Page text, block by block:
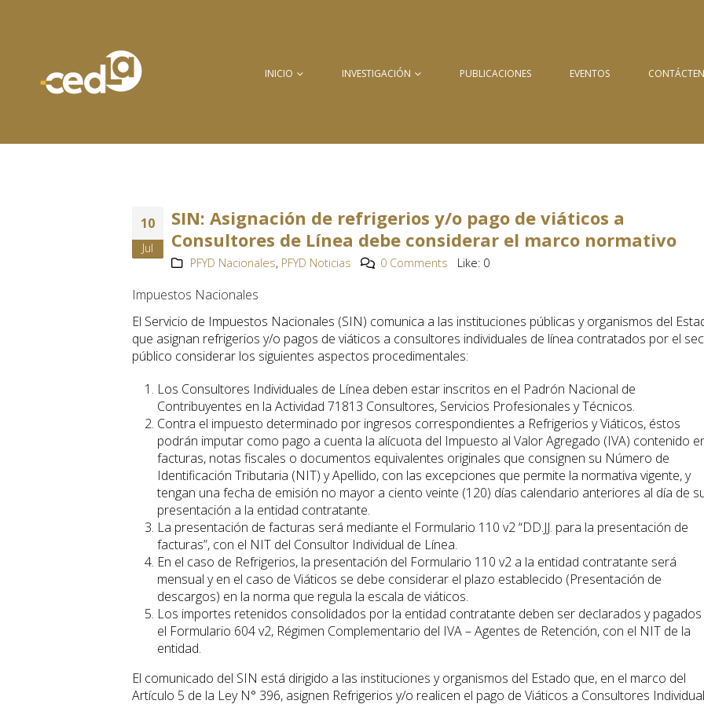
INICIO INVESTIGACIÓN PUBLICACIONES EVENTOS
10
Jul
SIN: Asignación de refrigerios y/o pago de viáticos a
Consultores de Línea debe considerar el marco normativo
PFYD Nacionales, PFYD Noticias 0 Comments Like: 0
Impuestos Nacionales
El Servicio de Impuestos Nacionales (SIN) comunica a las instituciones públicas y organismos del
que asignan refrigerios y/o pagos de viáticos a consultores individuales de línea contratados por el
público considerar los siguientes aspectos procedimentales:
Los Consultores Individuales de Línea deben estar inscritos en el Padrón Nacional de
Contribuyentes en la Actividad 71813 Consultores, Servicios Profesionales y Técnicos.
Contra el impuesto determinado por ingresos correspondientes a Refrigerios y Viáticos, éstos
podrán imputar como pago a cuenta la alícuota del Impuesto al Valor Agregado (IVA) contenido
facturas, notas fiscales o documentos equivalentes originales que consignen su Número de
Identificación Tributaria (NIT) y Apellido, con las excepciones que permite la normativa vigente, y
tengan una fecha de emisión no mayor a ciento veinte (120) días calendario anteriores al día de
presentación a la entidad contratante.
La presentación de facturas será mediante el Formulario 110 v2 “DD.JJ. para la presentación de
facturas”, con el NIT del Consultor Individual de Línea.
En el caso de Refrigerios, la presentación del Formulario 110 v2 a la entidad contratante será
mensual y en el caso de Viáticos se debe considerar el plazo establecido (Presentación de
descargos) en la norma que regula la escala de viáticos.
Los importes retenidos consolidados por la entidad contratante deben ser declarados y
el Formulario 604 v2, Régimen Complementario del IVA – Agentes de Retención, con el NIT de la
entidad.
El comunicado del SIN está dirigido a las instituciones y organismos del Estado que, en el marco del
Artículo 5 de la Ley N° 396, asignen Refrigerios y/o realicen el pago de Viáticos a Consultores